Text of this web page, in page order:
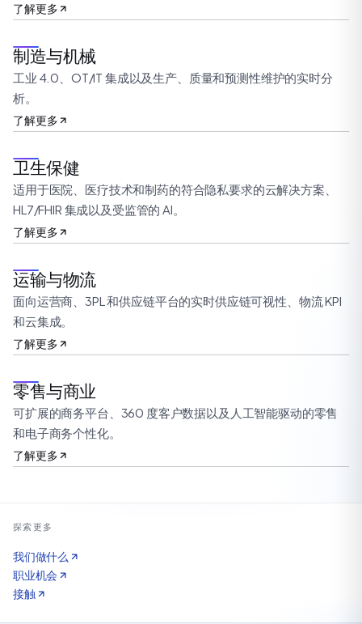
了解更多
制造与机械
工业 4.0、OT/IT 集成以及生产、质量和预测性维护的实时分
析。
了解更多
卫生保健
适用于医院、医疗技术和制药的符合隐私要求的云解决方案、
HL7/FHIR 集成以及受监管的 AI。
了解更多
运输与物流
面向运营商、3PL 和供应链平台的实时供应链可视性、物流 KPI
和云集成。
了解更多
零售与商业
可扩展的商务平台、360 度客户数据以及人工智能驱动的零售
和电子商务个性化。
了解更多
探索更多
我们做什么
职业机会
接触